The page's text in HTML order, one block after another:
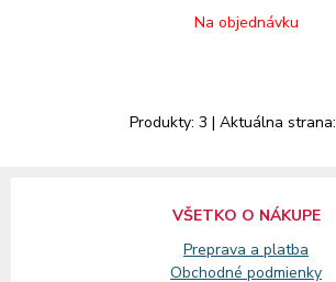
Na objednávku
Produkty: 3 | Aktuálna strana:
VŠETKO O NÁKUPE
Preprava a platba
Obchodné podmienky